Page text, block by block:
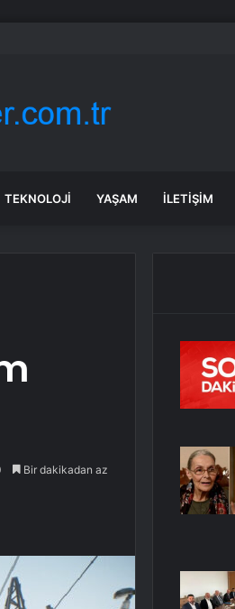
anlattı: Taze kana ihtiyacım var dedi
TEKNOLOJI YAŞAM İLETIŞIM
Bir dakikadan az